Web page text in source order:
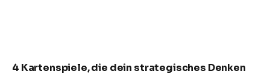
4 Kartenspiele, die dein strategisches Denken